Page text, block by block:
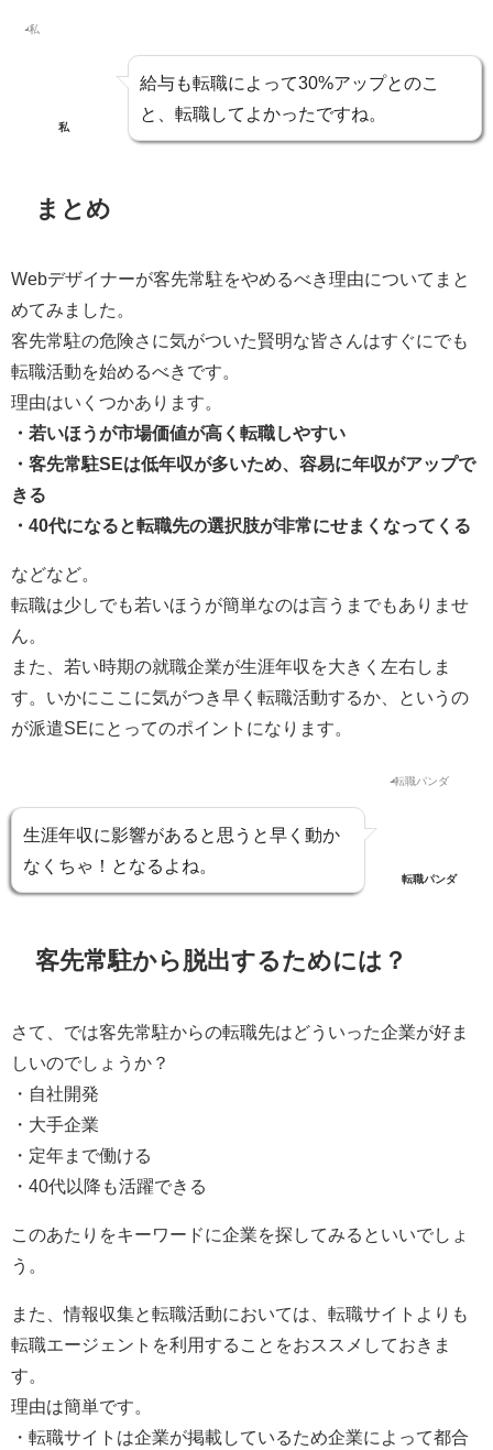
私
給与も転職によって30%アップとのこ
と、転職してよかったですね。
まとめ
Webデザイナーが客先常駐をやめるべき理由についてまと
めてみました。
客先常駐の危険さに気がついた賢明な皆さんはすぐにでも
転職活動を始めるべきです。
理由はいくつかあります。
・若いほうが市場価値が高く転職しやすい
・客先常駐SEは低年収が多いため、容易に年収がアップで
きる
・40代になると転職先の選択肢が非常にせまくなってくる
などなど。
転職は少しでも若いほうが簡単なのは言うまでもありませ
ん。
また、若い時期の就職企業が生涯年収を大きく左右しま
す。いかにここに気がつき早く転職活動するか、というの
が派遣SEにとってのポイントになります。
生涯年収に影響があると思うと早く動か
なくちゃ！となるよね。
転職パンダ
客先常駐から脱出するためには？
さて、では客先常駐からの転職先はどういった企業が好ま
しいのでしょうか？
・自社開発
・大手企業
・定年まで働ける
・40代以降も活躍できる
このあたりをキーワードに企業を探してみるといいでしょ
う。
また、情報収集と転職活動においては、転職サイトよりも
転職エージェントを利用することをおススメしておきま
す。
理由は簡単です。
・転職サイトは企業が掲載しているため企業によって都合